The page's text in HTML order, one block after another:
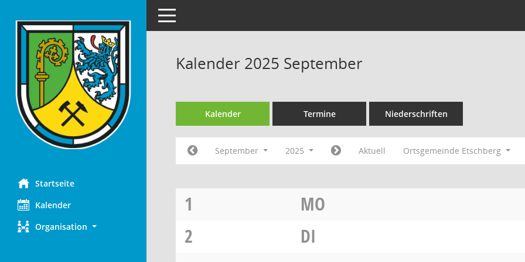
Startseite
Kalender
Organisation
Toggle navigation
Kalender 2025 September
Kalender Termine Niederschriften
September 2025 Aktuell Ortsgemeinde Etschberg
1
MO
2
DI